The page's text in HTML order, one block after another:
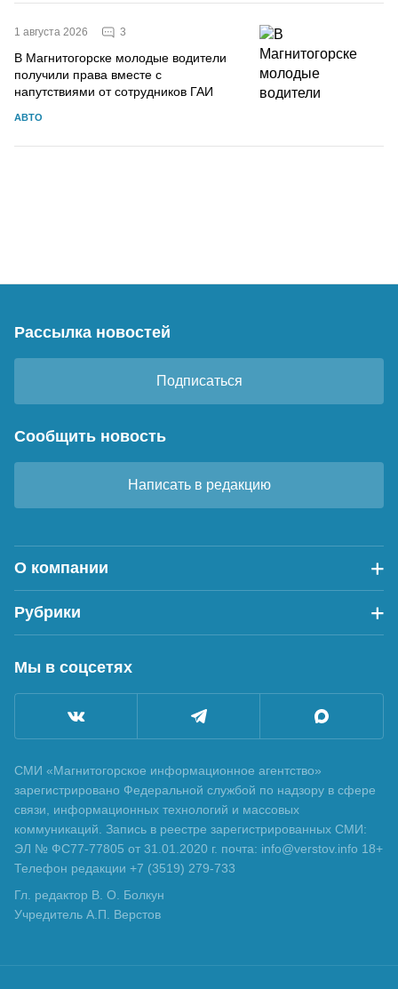
1 августа 2026 3
В Магнитогорске молодые водители
получили права вместе с
напутствиями от сотрудников ГАИ
АВТО
Рассылка новостей
Подписаться
Сообщить новость
Написать в редакцию
О компании
Рубрики
Мы в соцсетях
СМИ «Магнитогорское информационное агентство»
зарегистрировано Федеральной службой по надзору в сфере
связи, информационных технологий и массовых
коммуникаций. Запись в реестре зарегистрированных СМИ:
ЭЛ № ФС77-77805 от 31.01.2020 г. почта: info@verstov.info 18+
Телефон редакции +7 (3519) 279-733
Гл. редактор В. О. Болкун
Учредитель А.П. Верстов